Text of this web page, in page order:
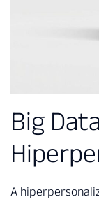
Big
A